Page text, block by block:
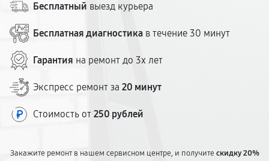
Бесплатный выезд курьера
Бесплатная диагностика в течение 30 минут
Гарантия на ремонт до 3х лет
Экспресс ремонт за 20 минут
Стоимость от 250 рублей
Закажите ремонт в нашем сервисном центре, и получитескидку 20%